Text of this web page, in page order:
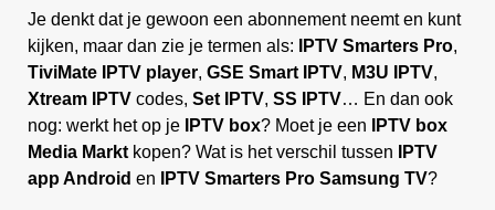
Je denkt dat je gewoon een abonnement neemt en kunt
kijken, maar dan zie je termen als:
IPTV Smarters Pro,
TiviMate IPTV player, GSE Smart IPTV, M3U IPTV,
Xtream IPTV codes, Set IPTV, SS IPTV… En dan ook
nog: werkt het op je
IPTV box? Moet je een
IPTV box
Media Markt kopen? Wat is het verschil tussen
IPTV
app Android en IPTV Smarters Pro Samsung TV?